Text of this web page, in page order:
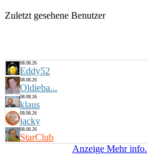
Zuletzt gesehene Benutzer
08.08.26
Eddy52
08.08.26
Oldieba...
08.08.26
klaus
08.08.26
jacky
08.08.26
StarClub
Anzeige Mehr info.